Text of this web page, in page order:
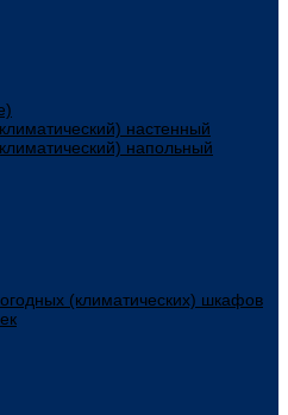
настенный
напольный
(климатических) шкафов